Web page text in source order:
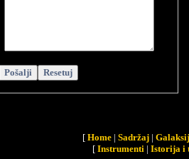
[ Home| Sadržaj|
[ Instrumenti | Istorija i